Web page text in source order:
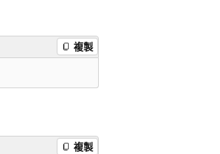
複製
複製